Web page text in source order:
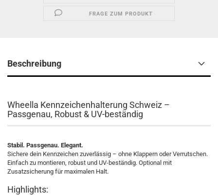
FRAGE ZUM PRODUKT
Beschreibung
Wheella Kennzeichenhalterung Schweiz –
Passgenau, Robust & UV-beständig
Stabil. Passgenau. Elegant.
Sichere dein Kennzeichen zuverlässig – ohne Klappern oder Verrutschen.
Einfach zu montieren, robust und UV-beständig. Optional mit
Zusatzsicherung für maximalen Halt.
Highlights: